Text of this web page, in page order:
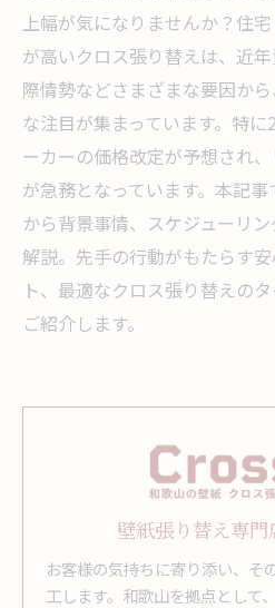
上幅が気になりませんか？住
が高いクロス張り替えは、近
際情勢などさまざまな要因か
な注目が集まっています。特
ーカーの価格改定が予想され
が急務となっています。本記
から背景事情、スケジューリ
解説。先手の行動がもたらす
ト、最適なクロス張り替えの
ご紹介します。
壁紙張り替え専門
お客様の気持ちに寄り添い、そ
工します。和歌山を拠点として